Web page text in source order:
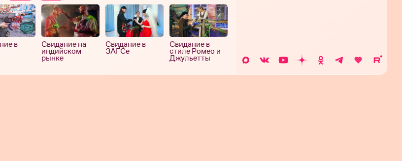
в Свидание на
индийском
рынке
Свидание в
ЗАГСе
Свидание в
стиле Ромео и
Джульетты